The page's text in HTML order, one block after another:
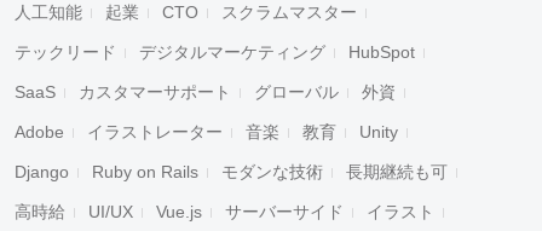
人工知能 起業 CTO スクラムマスター
テックリード デジタルマーケティング HubSpot
SaaS カスタマーサポート グローバル 外資
Adobe イラストレーター 音楽 教育 Unity
Django Ruby on Rails モダンな技術 長期継続も可
高時給 UI/UX Vue.js サーバーサイド イラスト